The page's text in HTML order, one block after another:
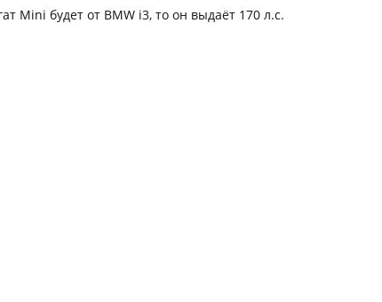
Mini будет от BMW i3, то он выдаёт 170 л.с.